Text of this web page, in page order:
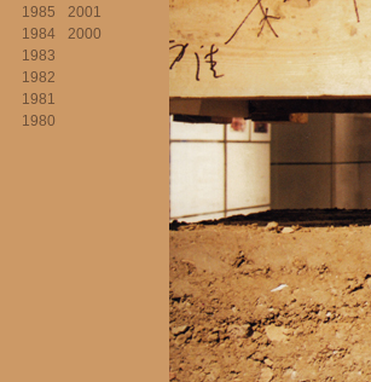
1985
1984
1983
1982
1981
1980
2001
2000